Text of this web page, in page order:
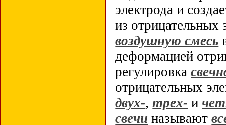
электрода и
из отрицательных
воздушную смесь
деформацией
регулировка
отрицательных
двух-,трех- и
свечи называют